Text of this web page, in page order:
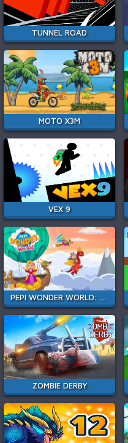
TUNNEL ROAD
MOTO X3M
VEX 9
PEPI WONDER WORLD: MAGIC ISLE!
ZOMBIE DERBY